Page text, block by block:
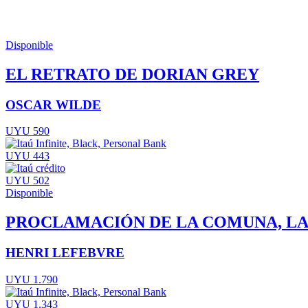
Disponible
EL RETRATO DE DORIAN GREY
OSCAR WILDE
UYU 590
UYU 443
UYU 502
Disponible
PROCLAMACIÓN DE LA COMUNA,
HENRI LEFEBVRE
UYU 1.790
UYU 1.343